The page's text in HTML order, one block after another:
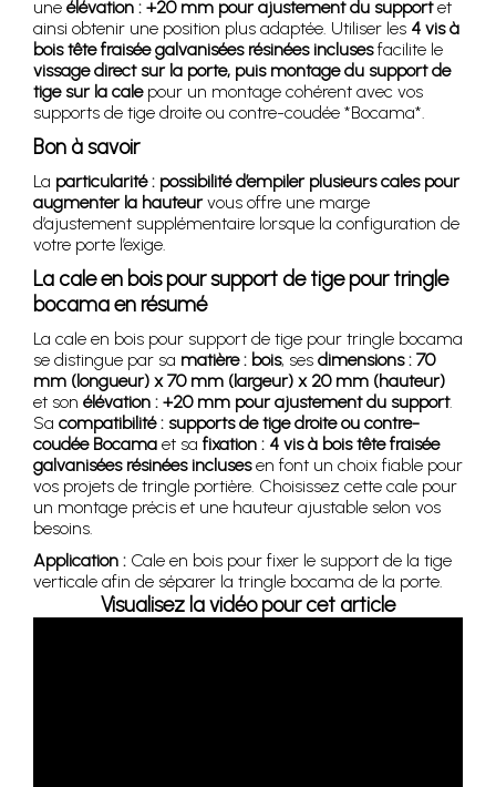
une élévation : +20 mm pour ajustement du supportet
ainsi obtenir une position plus adaptée. Utiliser les 4 vis à
bois tête fraisée galvanisées résinées inclusesfacilite le
vissage direct sur la porte, puis montage du support de
tige sur la calepour un montage cohérent avec vos
supports de tige droite ou contre-coudée *Bocama*.
Bon à savoir
La particularité : possibilité d’empiler plusieurs cales pour
augmenter la hauteurvous offre une marge
d’ajustement supplémentaire lorsque la configuration de
votre porte l’exige.
La cale en bois pour support de tige pour tringle
bocama en résumé
La cale en bois pour support de tige pour tringle bocama
se distingue par sa matière : bois, ses dimensions : 70
mm (longueur) x 70 mm (largeur) x 20 mm (hauteur)
et son élévation : +20 mm pour ajustement du support.
Sa compatibilité : supports de tige droite ou contre-
coudée Bocama et sa fixation : 4 vis à bois tête fraisée
galvanisées résinées inclusesen font un choix fiable pour
vos projets de tringle portière. Choisissez cette cale pour
un montage précis et une hauteur ajustable selon vos
besoins.
Application : Cale en bois pour fixer le support de la tige
verticale afin de séparer la tringle bocama de la porte.
Visualisez la vidéo pour cet article